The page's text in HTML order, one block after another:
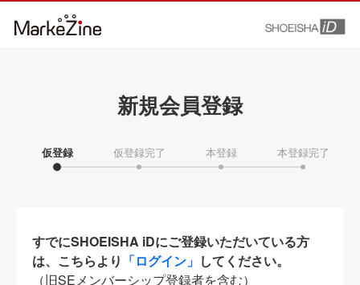
新規会員登録
仮登録 仮登録完了 本登録 本登録完了
すでにSHOEISHA iDにご登録いただいている方
は、こちらより 「ログイン」 してください。
（旧SEメンバーシップ登録者を含む）